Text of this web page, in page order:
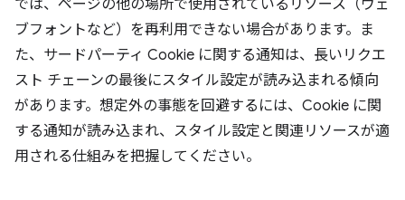
では、ページの他の場所で使用されているリソース（ウェ
ブフォントなど）を再利用できない場合があります。ま
た、サードパーティ Cookie に関する通知は、長いリクエ
スト チェーンの最後にスタイル設定が読み込まれる傾向
があります。想定外の事態を回避するには、Cookie に関
する通知が読み込まれ、スタイル設定と関連リソースが適
用される仕組みを把握してください。